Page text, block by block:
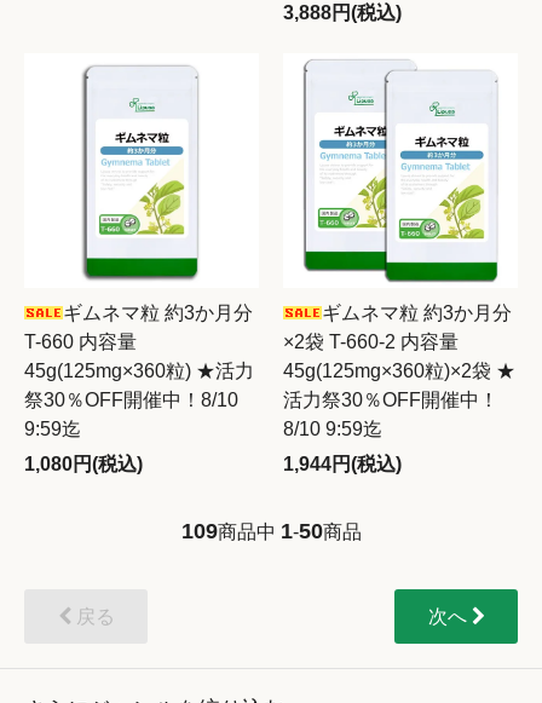
3,888円(税込)
ギムネマ粒 約3か月分
T-660 内容量
45g(125mg×360粒) ★活力
祭30％OFF開催中！8/10
9:59迄
1,080円(税込)
ギムネマ粒 約3か月分
×2袋 T-660-2 内容量
45g(125mg×360粒)×2袋 ★
活力祭30％OFF開催中！
8/10 9:59迄
1,944円(税込)
109商品中 1-50商品
戻る 次へ